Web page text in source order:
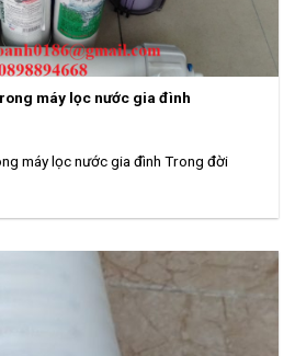
máy lọc nước gia đình
máy lọc nước gia đình Trong đời